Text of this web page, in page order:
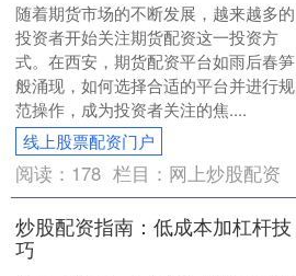
随着期货市场的不断发展，越来越多的
投资者开始关注期货配资这一投资方
式。在西安，期货配资平台如雨后春笋
般涌现，如何选择合适的平台并进行规
范操作，成为投资者关注的焦....
线上股票配资门户
阅读： 178 栏目： 网上炒股配资
炒股配资指南：低成本加杠杆技
巧